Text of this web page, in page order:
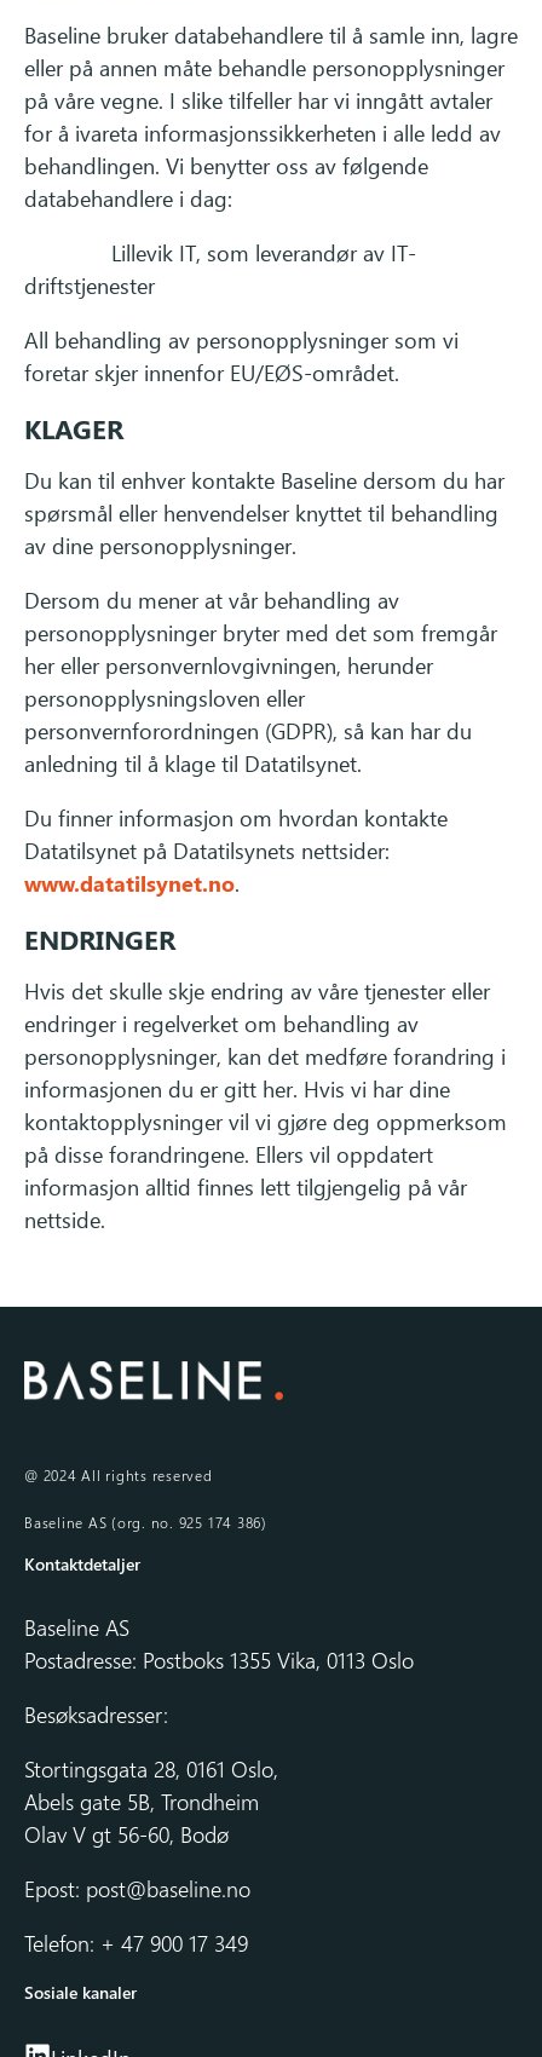
Baseline bruker databehandlere til å samle inn, lagre
eller på annen måte behandle personopplysninger
på våre vegne. I slike tilfeller har vi inngått avtaler
for å ivareta informasjonssikkerheten i alle ledd av
behandlingen. Vi benytter oss av følgende
databehandlere i dag:
Lillevik IT, som leverandør av IT-
driftstjenester
All behandling av personopplysninger som vi
foretar skjer innenfor EU/EØS-området.
KLAGER
Du kan til enhver kontakte Baseline dersom du har
spørsmål eller henvendelser knyttet til behandling
av dine personopplysninger.
Dersom du mener at vår behandling av
personopplysninger bryter med det som fremgår
her eller personvernlovgivningen, herunder
personopplysningsloven eller
personvernforordningen (GDPR), så kan har du
anledning til å klage til Datatilsynet.
Du finner informasjon om hvordan kontakte
Datatilsynet på Datatilsynets nettsider:
www.datatilsynet.no.
ENDRINGER
Hvis det skulle skje endring av våre tjenester eller
endringer i regelverket om behandling av
personopplysninger, kan det medføre forandring i
informasjonen du er gitt her. Hvis vi har dine
kontaktopplysninger vil vi gjøre deg oppmerksom
på disse forandringene. Ellers vil oppdatert
informasjon alltid finnes lett tilgjengelig på vår
nettside.
@ 2024 All rights reserved
Baseline AS (org. no. 925 174 386)
Kontaktdetaljer
Baseline AS
Postadresse: Postboks 1355 Vika, 0113 Oslo
Besøksadresser:
Stortingsgata 28, 0161 Oslo,
Abels gate 5B, Trondheim
Olav V gt 56-60, Bodø
Epost: post@baseline.no
Telefon: + 47 900 17 349
Sosiale kanaler